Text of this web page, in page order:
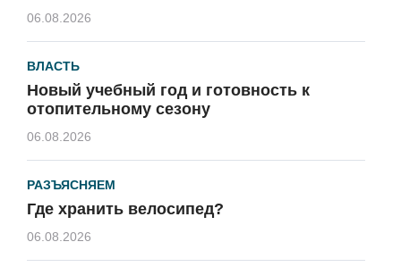
06.08.2026
ВЛАСТЬ
Новый учебный год и готовность к
отопительному сезону
06.08.2026
РАЗЪЯСНЯЕМ
Где хранить велосипед?
06.08.2026